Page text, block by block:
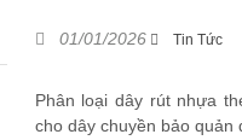
01/01/2026 Tin Tức
Phân loại dây rút nhựa
cho dây chuyền bảo quản